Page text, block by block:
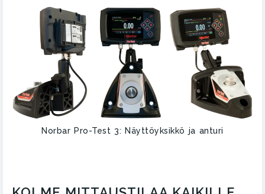
Norbar Pro-Test 3: Näyttöyksikkö ja anturi